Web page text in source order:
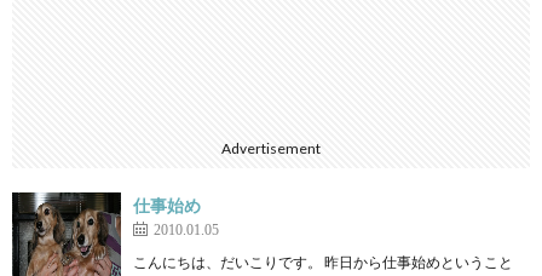
Advertisement
仕事始め
2010.01.05
こんにちは、だいこりです。 昨日から仕事始めということ